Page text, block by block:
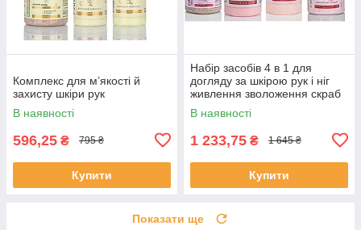
Комплекс для м’якості й
захисту шкіри рук
В наявності
596,25 ₴ 795 ₴
Купити
Набір засобів 4 в 1 для
догляду за шкірою рук і ніг
живлення зволоження скраб
маска крем ВЕЛИКИЙ Elit Lab
вишня
В наявності
1 233,75 ₴ 1 645 ₴
Купити
Показати ще